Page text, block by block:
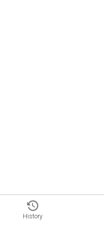
History